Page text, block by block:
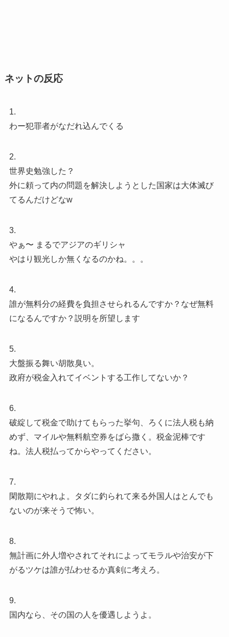
ネットの反応
1.
わー犯罪者がなだれ込んでくる
2.
世界史勉強した？
外に頼って内の問題を解決しようとした国家は大体滅び
てるんだけどなw
3.
やぁ〜 まるでアジアのギリシャ️
やはり観光しか無くなるのかね。。。
4.
誰が無料分の経費を負担させられるんですか？なぜ無料
になるんですか？説明を所望します
5.
大盤振る舞い胡散臭い。
政府が税金入れてイベントする工作してないか？
6.
破綻して税金で助けてもらった挙句、ろくに法人税も納
めず、マイルや無料航空券をばら撒く。税金泥棒です
ね。法人税払ってからやってください。
7.
閑散期にやれよ。タダに釣られて来る外国人はとんでも
ないのが来そうで怖い。
8.
無計画に外人増やされてそれによってモラルや治安が下
がるツケは誰が払わせるか真剣に考えろ。
9.
国内なら、その国の人を優遇しようよ。